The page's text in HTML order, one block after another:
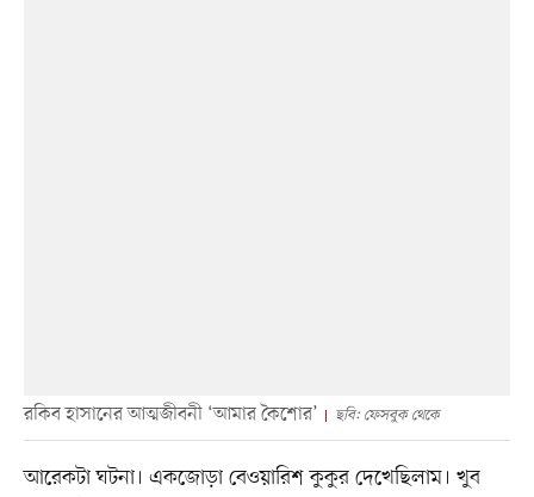
রকিব হাসানের আত্মজীবনী ‘আমার কৈশোর’ ছবি: ফেসবুক থেকে
আরেকটা ঘটনা। একজোড়া বেওয়ারিশ কুকুর দেখেছিলাম। খুব